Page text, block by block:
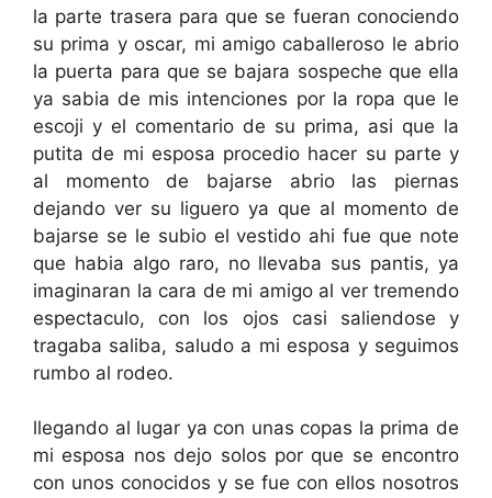
la parte trasera para que se fueran conociendo
su prima y oscar, mi amigo caballeroso le abrio
la puerta para que se bajara sospeche que ella
ya sabia de mis intenciones por la ropa que le
escoji y el comentario de su prima, asi que la
putita de mi esposa procedio hacer su parte y
al momento de bajarse abrio las piernas
dejando ver su liguero ya que al momento de
bajarse se le subio el vestido ahi fue que note
que habia algo raro, no llevaba sus pantis, ya
imaginaran la cara de mi amigo al ver tremendo
espectaculo, con los ojos casi saliendose y
tragaba saliba, saludo a mi esposa y seguimos
rumbo al rodeo.
llegando al lugar ya con unas copas la prima de
mi esposa nos dejo solos por que se encontro
con unos conocidos y se fue con ellos nosotros